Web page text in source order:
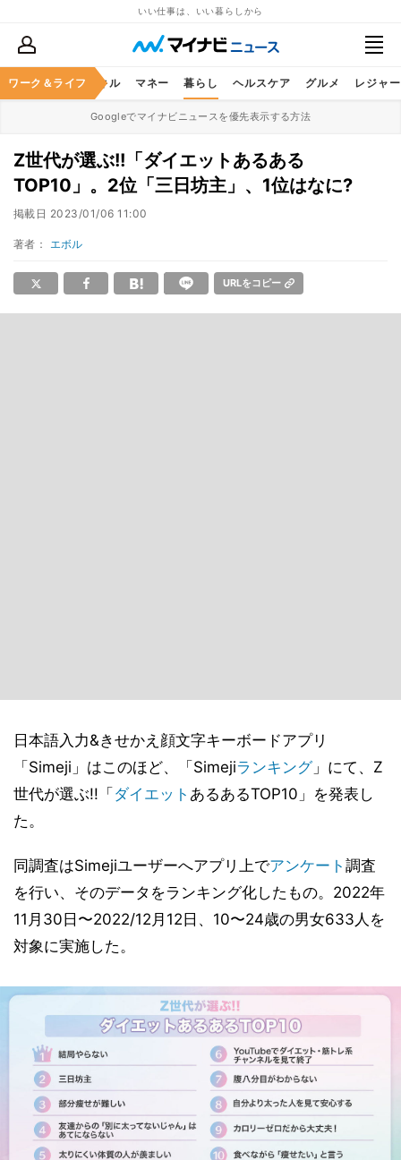
いい仕事は、いい暮らしから
ワーク＆ライフ
ア ビジネススキル マネー 暮らし ヘルスケア グルメ レジャー
Googleでマイナビニュースを優先表示する方法
Z世代が選ぶ!!「ダイエットあるある
TOP10」。2位「三日坊主」、1位はなに?
掲載日 2023/01/06 11:00
著者： エボル
URLをコピー
日本語入力&きせかえ顔文字キーボードアプリ
「Simeji」はこのほど、「Simejiランキング」にて、Z
世代が選ぶ!!「 ダイエット あるあるTOP10」を発表し
た。
同調査はSimejiユーザーへアプリ上でアンケート 調査
を行い、そのデータをランキング化したもの。2022年
11月30日〜2022/12月12日、10〜24歳の男女633人を
対象に実施した。